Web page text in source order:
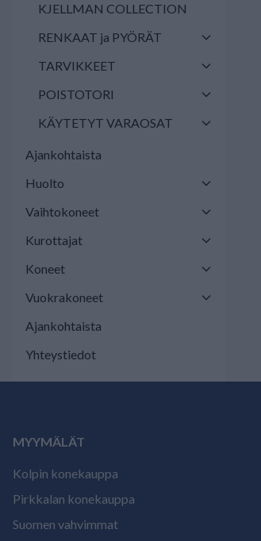
KJELLMAN COLLECTION
RENKAAT ja PYÖRÄT
TARVIKKEET
POISTOTORI
KÄYTETYT VARAOSAT
Ajankohtaista
Huolto
Vaihtokoneet
Kurottajat
Koneet
Vuokrakoneet
Ajankohtaista
Yhteystiedot
MYYMÄLÄT
Kolpin konekauppa
Pirkkalan konekauppa
Suomen vahvimmat